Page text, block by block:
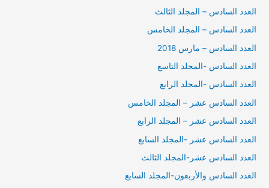
العدد السادس – المجلد الثالث
العدد السادس – المجلد الخامس
العدد السادس – مارس 2018
العدد السادس -المجلد التاسع
العدد السادس -المجلد الرابع
العدد السادس عشر – المجلد الخامس
العدد السادس عشر – المجلد الرابع
العدد السادس عشر -المجلد السابع
العدد السادس عشر-المجلد الثالث
العدد السادس والأربعون-المجلد السابع